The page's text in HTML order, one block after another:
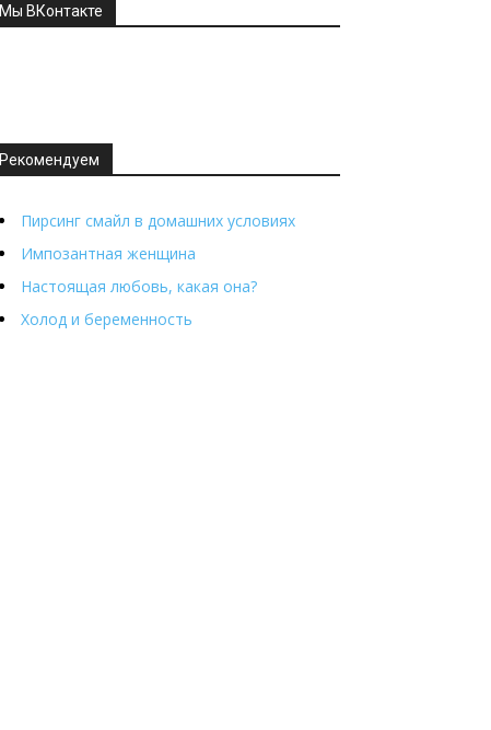
Мы ВКонтакте
Рекомендуем
Пирсинг смайл в домашних условиях
Импозантная женщина
Настоящая любовь, какая она?
Холод и беременность